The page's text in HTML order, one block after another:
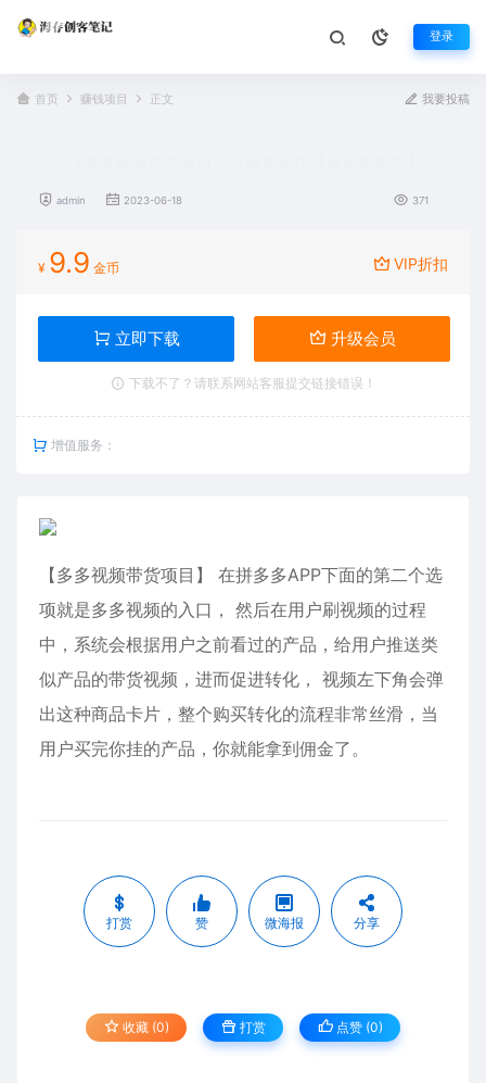
登录
首页 赚钱项目 正文 我要投稿
admin 2023-06-18 371
¥ 9.9 金币 VIP折扣
立即下载 升级会员
下载不了？请联系网站客服提交链接错误！
增值服务：
【多多视频带货项目】 在拼多多APP下面的第二个选
项就是多多视频的入口， 然后在用户刷视频的过程
中，系统会根据用户之前看过的产品，给用户推送类
似产品的带货视频，进而促进转化， 视频左下角会弹
出这种商品卡片，整个购买转化的流程非常丝滑，当
用户买完你挂的产品，你就能拿到佣金了。
打赏 赞 微海报 分享
收藏 (0) 打赏 点赞 (0)